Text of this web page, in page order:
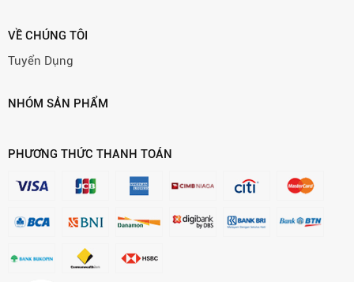
VỀ CHÚNG TÔI
Tuyển Dụng
NHÓM SẢN PHẨM
PHƯƠNG THỨC THANH TOÁN